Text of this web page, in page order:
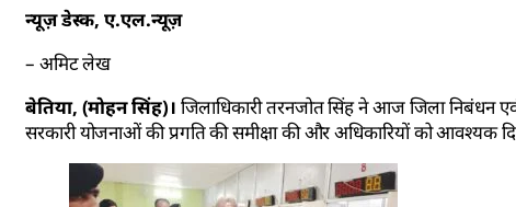
न्यूज़ डेस्क, ए.एल.न्यूज़
– अमिट लेख
बेतिया, (मोहन सिंह)। जिलाधिकारी तरनजोत सिंह ने आज जिला निबंधन एवं
सरकारी योजनाओं की प्रगति की समीक्षा की और अधिकारियों को आवश्यक